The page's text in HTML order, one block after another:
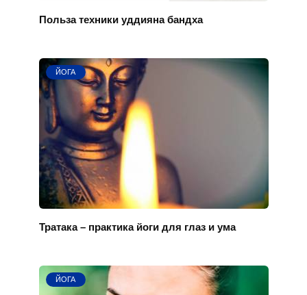
Польза техники уддияна бандха
ЙОГА
Тратака – практика йоги для глаз и ума
ЙОГА